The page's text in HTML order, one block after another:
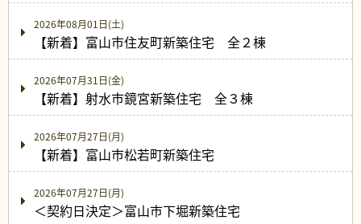
2026年08月01日(土)
【新着】富山市住友町新築住宅 全２棟
2026年07月31日(金)
【新着】射水市鏡宮新築住宅 全３棟
2026年07月27日(月)
【新着】富山市松若町新築住宅
2026年07月27日(月)
＜契約日決定＞富山市下堀新築住宅